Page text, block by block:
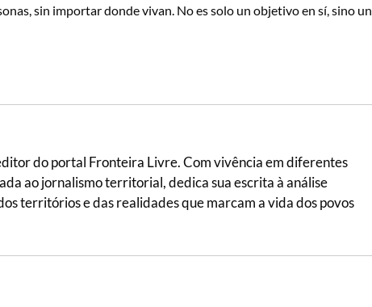
sin importar donde vivan. No es solo un objetivo en sí, sino un
do portal Fronteira Livre. Com vivência em diferentes
ao jornalismo territorial, dedica sua escrita à análise
territórios e das realidades que marcam a vida dos povos